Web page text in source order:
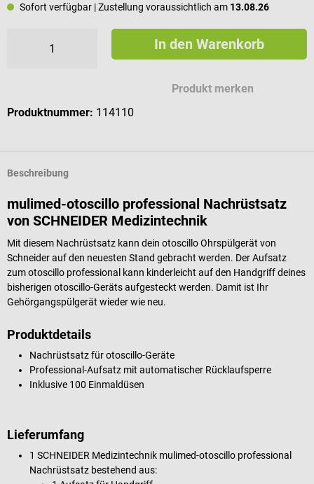
Sofort verfügbar | Zustellung voraussichtlich am 13.08.26
In den Warenkorb
Produkt merken
Produktnummer: 114110
Beschreibung
mulimed-otoscillo professional Nachrüstsatz
von SCHNEIDER Medizintechnik
Mit diesem Nachrüstsatz kann dein otoscillo Ohrspülgerät von
Schneider auf den neuesten Stand gebracht werden. Der Aufsatz
zum otoscillo professional kann kinderleicht auf den Handgriff deines
bisherigen otoscillo-Geräts aufgesteckt werden. Damit ist Ihr
Gehörgangspülgerät wieder wie neu.
Produktdetails
Nachrüstsatz für otoscillo-Geräte
Professional-Aufsatz mit automatischer Rücklaufsperre
Inklusive 100 Einmaldüsen
Lieferumfang
1 SCHNEIDER Medizintechnik mulimed-otoscillo professional
Nachrüstsatz bestehend aus: